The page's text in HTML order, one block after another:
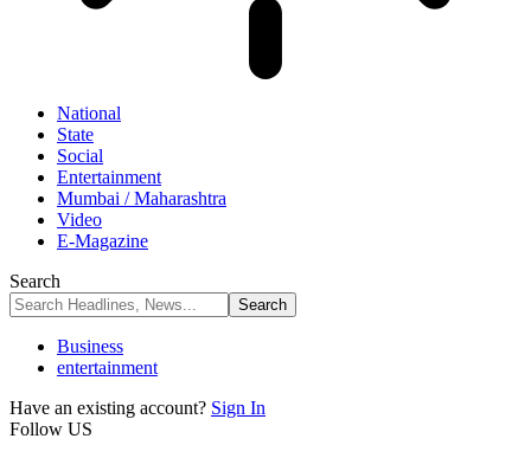
National
State
Social
Entertainment
Mumbai / Maharashtra
Video
E-Magazine
Search
Business
entertainment
Have an existing account? Sign In
Follow US